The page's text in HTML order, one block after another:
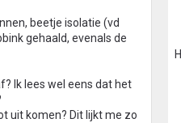
beetje isolatie (vd
gehaald, evenals de
Ik lees wel eens dat het
uit komen? Dit lijkt me zo